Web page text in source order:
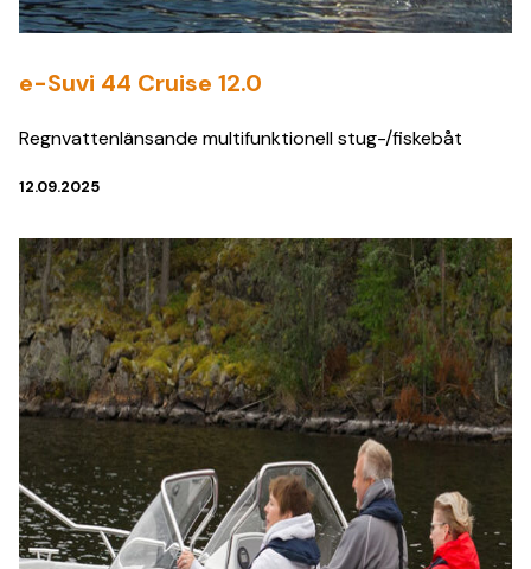
e-Suvi 44 Cruise 12.0
Regnvattenlänsande multifunktionell stug-/fiskebåt
12.09.2025